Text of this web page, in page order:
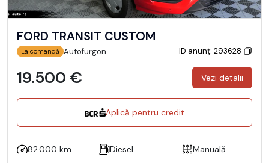
FORD TRANSIT CUSTOM
La comandă Autofurgon ID anunț: 293628
19.500 € Vezi detalii
Aplică pentru credit
82.000 km Diesel
Manuală